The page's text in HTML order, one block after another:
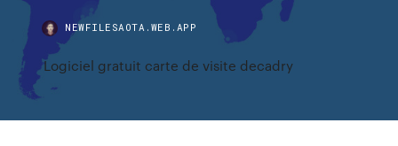
NEWFILESAOTA.WEB.APP
Logiciel gratuit carte de visite decadry